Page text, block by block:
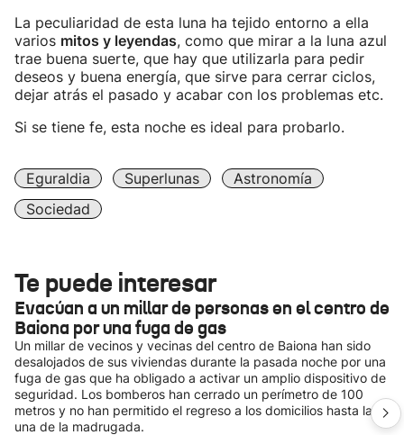
La peculiaridad de esta luna ha tejido entorno a ella
varios mitos y leyendas, como que mirar a la luna azul
trae buena suerte, que hay que utilizarla para pedir
deseos y buena energía, que sirve para cerrar ciclos,
dejar atrás el pasado y acabar con los problemas etc.
Si se tiene fe, esta noche es ideal para probarlo.
Eguraldia Superlunas
Astronomía
Sociedad
Te puede interesar
Evacúan a un millar de personas en el centro de
Baiona por una fuga de gas
Un millar de vecinos y vecinas del centro de Baiona han sido
desalojados de sus viviendas durante la pasada noche por una
fuga de gas que ha obligado a activar un amplio dispositivo de
seguridad. Los bomberos han cerrado un perímetro de 100
metros y no han permitido el regreso a los domicilios hasta la
una de la madrugada.